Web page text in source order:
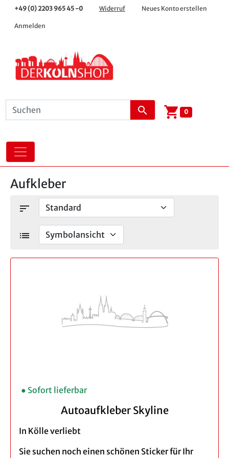
+49 (0) 2203 965 45 -0 Widerruf Neues Konto erstellen
Anmelden
search shopping_cart 0
Aufkleber
sort
list
● Sofort lieferbar
Autoaufkleber Skyline
In Kölle verliebt
Sie suchen noch einen schönen Sticker für Ihr